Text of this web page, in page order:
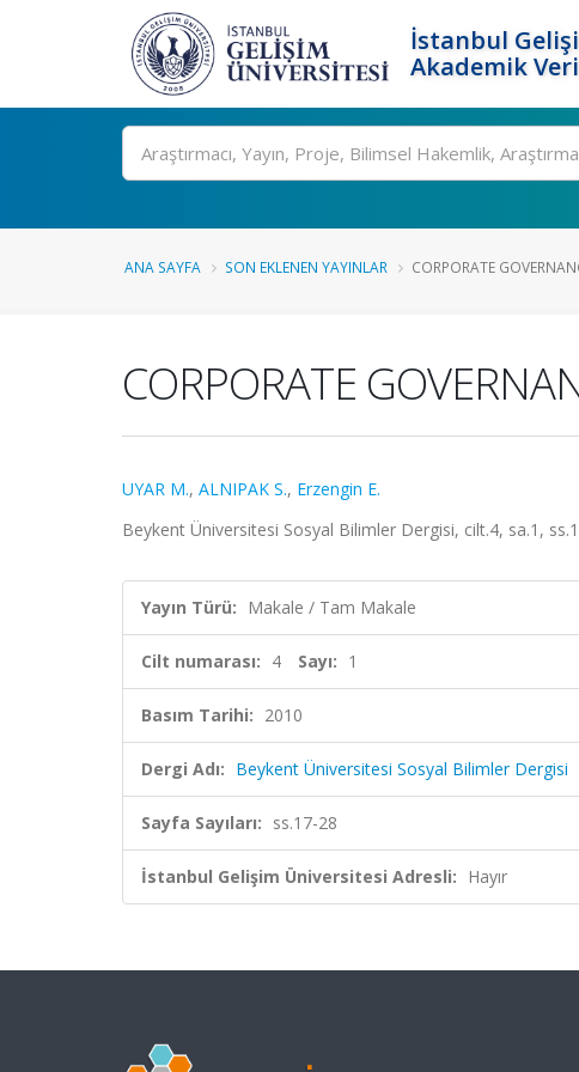
İstanbul
Akademik
Ara
ANA SAYFA SON EKLENEN YAYINLAR CORPORATE
CORPORATE
UYAR M., ALNIPAK S., Erzengin E.
Beykent Üniversitesi Sosyal Bilimler Dergisi, cilt.4, sa.1,
Yayın Türü: Makale / Tam Makale
Cilt numarası: 4 Sayı: 1
Basım Tarihi: 2010
Dergi Adı: Beykent Üniversitesi Sosyal Bilimler Dergisi
Sayfa Sayıları: ss.17-28
İstanbul Gelişim Üniversitesi Adresli: Hayır